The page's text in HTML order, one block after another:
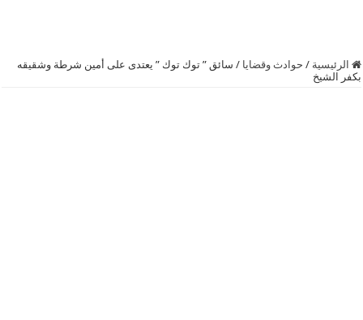
الرئيسية / حوادث وقضايا / سائق ” توك توك ” يعتدى على أمين شرطة وشقيقه
بكفر الشيخ